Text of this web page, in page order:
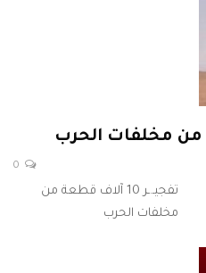
تفجيـ.ـر 10 آلاف قطعة من
مخلفات الحرب